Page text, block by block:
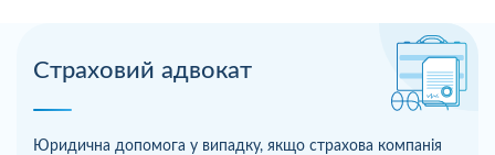
Страховий адвокат
Юридична допомога у випадку, якщо страхова компанія